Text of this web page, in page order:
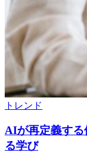
トレンド
AIが再定義する
る学び